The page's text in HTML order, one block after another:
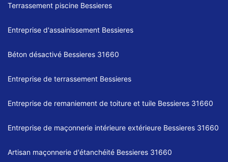
Terrassement piscine Bessieres
Entreprise d'assainissement Bessieres
Béton désactivé Bessieres 31660
Entreprise de terrassement Bessieres
Entreprise de remaniement de toiture et tuile Bessieres 31660
Entreprise de maçonnerie intérieure extérieure Bessieres 31660
Artisan maçonnerie d'étanchéité Bessieres 31660